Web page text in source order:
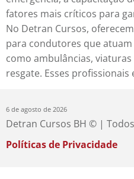
fatores mais críticos para
No Detran Cursos,
para condutores que
como ambulâncias,
resgate. Esses
6 de agosto de 2026
Detran Cursos BH © |
Políticas de Privacidade